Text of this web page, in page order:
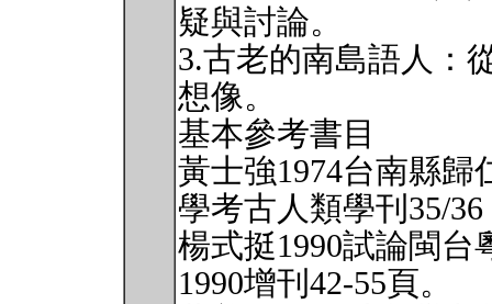
疑與討論。
3.古老的南島語人：
想像。
基本參考書目
黃士強1974台南縣
學考古人類學刊35/
楊式挺1990試論閩
1990增刊42-55頁。